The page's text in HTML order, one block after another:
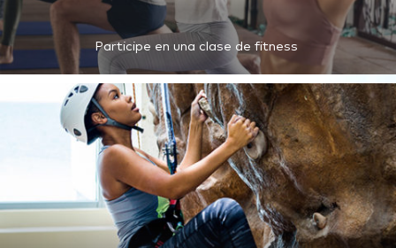
Participe en una clase de fitness